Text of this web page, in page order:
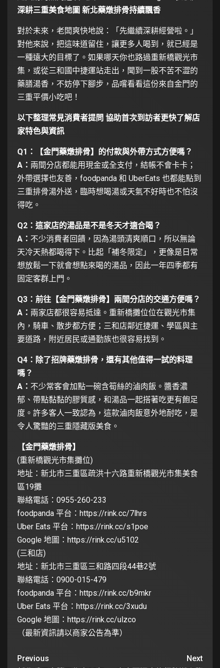
深耕三重美食地圖 新北藥燉排骨持續飄香
對於未來，老闆爽快地說：「先繼續深耕經營啦。」
對他來說，把這味道留住，讓更多人喝到，就已經是
一種遠大的目標了。如果哪天你也路過重新橋觀光市
集，或從三和國中捷運站走出，聞到一股不苦不澀的
藥膳湯香，不妨停下腳步，品嚐看看這份來自金門的
三重平價小吃吧！
以下整理常見消費者提問 協助首次到訪者更快了解店
家特色與資訊
Q1：【金門藥燉排骨】的付款與外帶方式方便嗎？
A： 兩間分店都能用現金或全支付，結帳不會卡卡；
外帶選擇也友善，foodpanda 和 UberEats 也都能點到
三重排骨湯外送，臨時想喝湯或天氣不好時也不怕沒
得吃。
Q2：這家店的湯品是不是冬天才適合喝？
A： 不少消費者回饋，因為湯頭清爽順口，所以無論
天冷天熱都喝得下。比起「補冬限定」，更像是日常
想放鬆一下就會想點來喝的湯品，因此一年四季都有
固定客群上門。
Q3：前往【金門藥燉排骨】兩間分店的交通方便嗎？
A： 兩家店都很容易抵達。重新橋攤位位在觀光市集
內，騎車、散步都方便；三和店鄰近捷運、學區與主
要道路，附近居民或通勤族也很容易找到。
Q4：除了招牌藥燉排骨，還有其他值得一試的料理
嗎？
A： 不少常客會加點一碗含筍絲的滷肉飯。醬香濃
郁、帶點黏黏的膠質感，和湯品一起搭著吃更有飽足
度。許多客人一致認為，這款滷肉飯意外地耐吃，是
令人驚豔的三重隱藏版美食。
【金門藥燉排骨】
(重新橋觀光市集攤位)
地址：新北市三重區疏洪十六路重新橋觀光市集美食
區19攤
聯絡電話：0955-260-233
foodpanda 平台： https://rink.cc/7lhrs
Uber Eats 平台： https://rink.cc/s1poe
Google 地圖： https://rink.cc/u5102
(三和店)
地址：新北市三重區三和路四段44巷2號
聯絡電話：0900-015-479
foodpanda 平台： https://rink.cc/b9mkr
Uber Eats 平台： https://rink.cc/3xudu
Google 地圖： https://rink.cc/ulzco
（最新資訊請以商家公告為準）
Previous
Next